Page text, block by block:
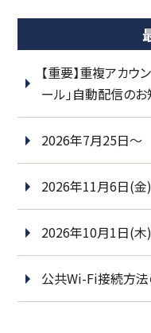
【重要】重複アカウ
ール」自動配信の
2026年7月25日～
2026年11月6日(
2026年10月1日(木)
公共Wi-Fi接続方